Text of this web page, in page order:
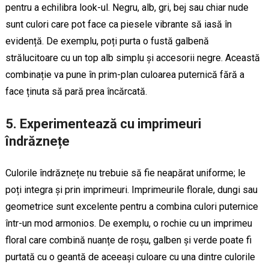
pentru a echilibra look-ul. Negru, alb, gri, bej sau chiar nude
sunt culori care pot face ca piesele vibrante să iasă în
evidență. De exemplu, poți purta o fustă galbenă
strălucitoare cu un top alb simplu și accesorii negre. Această
combinație va pune în prim-plan culoarea puternică fără a
face ținuta să pară prea încărcată.
5. Experimentează cu imprimeuri
îndrăznețe
Culorile îndrăznețe nu trebuie să fie neapărat uniforme; le
poți integra și prin imprimeuri. Imprimeurile florale, dungi sau
geometrice sunt excelente pentru a combina culori puternice
într-un mod armonios. De exemplu, o rochie cu un imprimeu
floral care combină nuanțe de roșu, galben și verde poate fi
purtată cu o geantă de aceeași culoare cu una dintre culorile